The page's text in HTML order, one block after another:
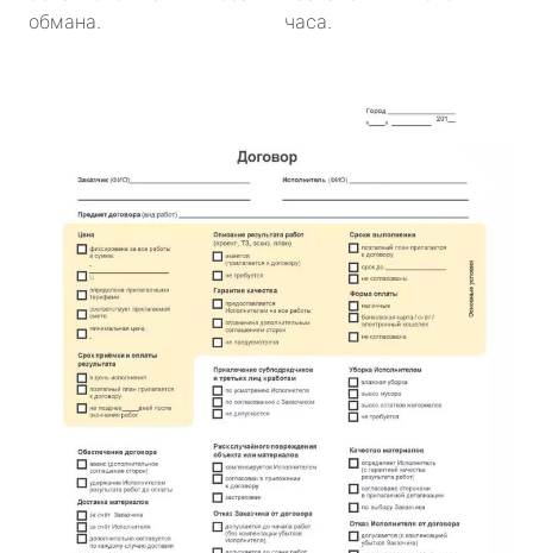
обмана.
часа.